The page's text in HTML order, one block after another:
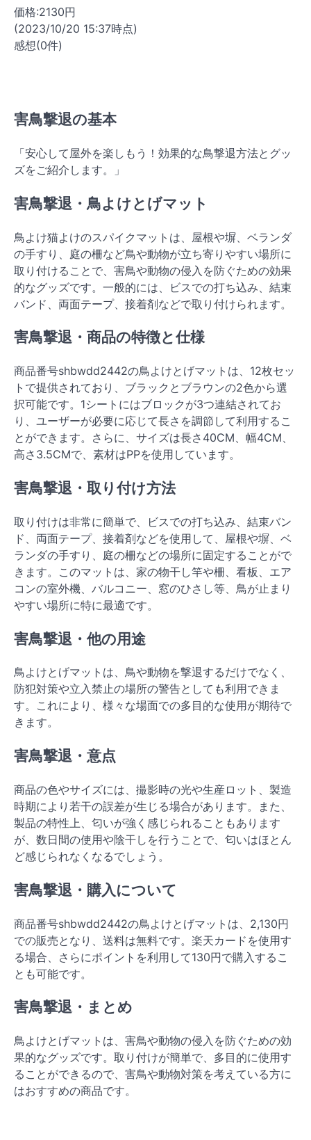
価格:2130円
(2023/10/20 15:37時点)
感想(0件)
害鳥撃退の基本
「安心して屋外を楽しもう！効果的な鳥撃退方法とグッ
ズをご紹介します。」
害鳥撃退・鳥よけとげマット
鳥よけ猫よけのスパイクマットは、屋根や塀、ベランダ
の手すり、庭の柵など鳥や動物が立ち寄りやすい場所に
取り付けることで、害鳥や動物の侵入を防ぐための効果
的なグッズです。一般的には、ビスでの打ち込み、結束
バンド、両面テープ、接着剤などで取り付けられます。
害鳥撃退・商品の特徴と仕様
商品番号shbwdd2442の鳥よけとげマットは、12枚セッ
トで提供されており、ブラックとブラウンの2色から選
択可能です。1シートにはブロックが3つ連結されてお
り、ユーザーが必要に応じて長さを調節して利用するこ
とができます。さらに、サイズは長さ40CM、幅4CM、
高さ3.5CMで、素材はPPを使用しています。
害鳥撃退・取り付け方法
取り付けは非常に簡単で、ビスでの打ち込み、結束バン
ド、両面テープ、接着剤などを使用して、屋根や塀、ベ
ランダの手すり、庭の柵などの場所に固定することがで
きます。このマットは、家の物干し竿や柵、看板、エア
コンの室外機、バルコニー、窓のひさし等、鳥が止まり
やすい場所に特に最適です。
害鳥撃退・他の用途
鳥よけとげマットは、鳥や動物を撃退するだけでなく、
防犯対策や立入禁止の場所の警告としても利用できま
す。これにより、様々な場面での多目的な使用が期待で
きます。
害鳥撃退・意点
商品の色やサイズには、撮影時の光や生産ロット、製造
時期により若干の誤差が生じる場合があります。また、
製品の特性上、匂いが強く感じられることもあります
が、数日間の使用や陰干しを行うことで、匂いはほとん
ど感じられなくなるでしょう。
害鳥撃退・購入について
商品番号shbwdd2442の鳥よけとげマットは、2,130円
での販売となり、送料は無料です。楽天カードを使用す
る場合、さらにポイントを利用して130円で購入するこ
とも可能です。
害鳥撃退・まとめ
鳥よけとげマットは、害鳥や動物の侵入を防ぐための効
果的なグッズです。取り付けが簡単で、多目的に使用す
ることができるので、害鳥や動物対策を考えている方に
はおすすめの商品です。